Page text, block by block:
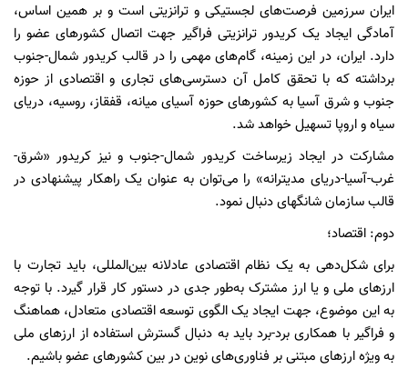
ایران سرزمین فرصت‌های لجستیکی و ترانزیتی است و بر همین اساس،
آمادگی ایجاد یک کریدور ترانزیتی فراگیر جهت اتصال کشور‌های عضو را
دارد. ایران، در این زمینه، گام‌های مهمی را در قالب کریدور شمال-جنوب
برداشته که با تحقق کامل آن دسترسی‌های تجاری و اقتصادی از حوزه
جنوب و شرق آسیا به کشور‌های حوزه آسیای میانه، قفقاز، روسیه، دریای
سیاه و اروپا تسهیل خواهد شد.
مشارکت در ایجاد زیرساخت کریدور شمال-جنوب و نیز کریدور «شرق-
غرب-آسیا-دریای مدیترانه» را می‌توان به عنوان یک راهکار پیشنهادی در
قالب سازمان شانگهای دنبال نمود.
دوم: اقتصاد؛
برای شکل‌دهی به یک نظام اقتصادی عادلانه بین‌المللی، باید تجارت با
ارز‌های ملی و یا ارز مشترک به‌طور جدی در دستور کار قرار گیرد. با توجه
به این موضوع، جهت ایجاد یک الگوی توسعه اقتصادی متعادل، هماهنگ
و فراگیر با همکاری برد-برد باید به دنبال گسترش استفاده از ارز‌های ملی
به ویژه ارز‌های مبتنی بر فناوری‌های نوین در بین کشور‌های عضو باشیم.